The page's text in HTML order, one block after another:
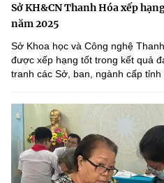
Sở KH&CN Thanh Hóa xếp
năm 2025
Sở Khoa học và Công nghệ
được xếp hạng tốt trong kết quả
tranh các Sở, ban, ngành cấp tỉnh